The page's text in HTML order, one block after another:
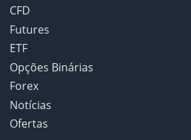
CFD
Futures
ETF
Opções Binárias
Forex
Notícias
Ofertas